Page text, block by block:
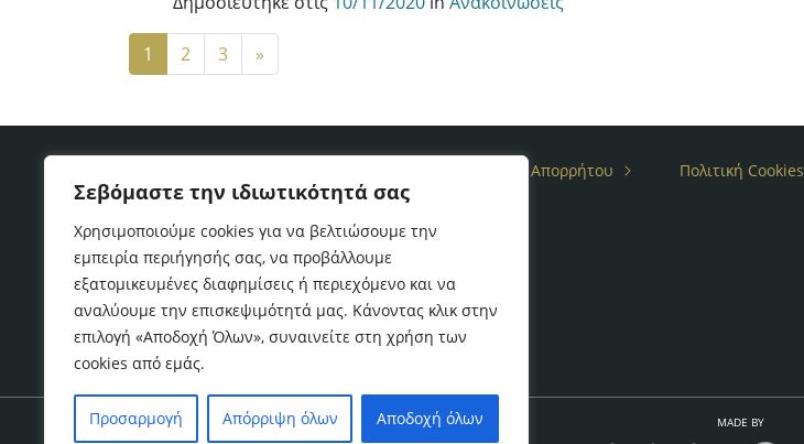
Σεβόμαστε την ιδιωτικότητά σας
Χρησιμοποιούμε cookies για να βελτιώσουμε την
εμπειρία περιήγησής σας, να προβάλλουμε
εξατομικευμένες διαφημίσεις ή περιεχόμενο και να
αναλύουμε την επισκεψιμότητά μας. Κάνοντας κλικ στην
επιλογή «Αποδοχή Όλων», συναινείτε στη χρήση των
cookies από εμάς.
Προσαρμογή Απόρριψη όλων Αποδοχή όλων
1 2 3 »
Πολιτική Απορρήτου Πολιτική Cookies
Copyright © 2017Α&Κ ΜΕΤΑΞΟΠΟΥΛΟΣ & Συνεργάτες
MADE BY